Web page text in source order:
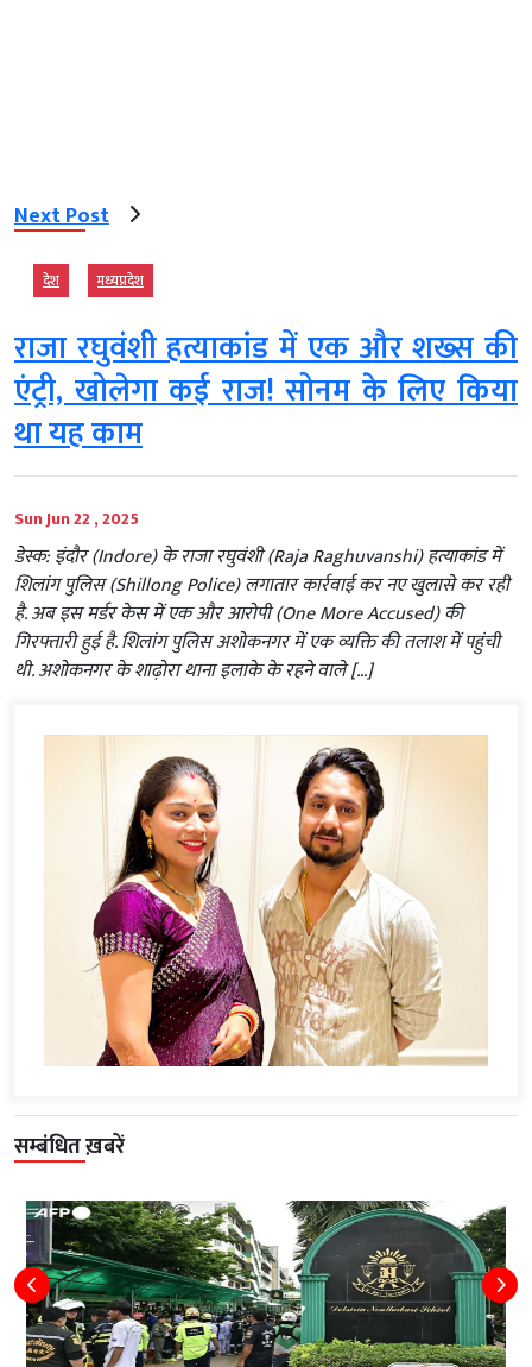
Next Post
देश मध्‍यप्रदेश
राजा रघुवंशी हत्याकांड में एक और शख्स की
एंट्री, खोलेगा कई राज! सोनम के लिए किया
था यह काम
Sun Jun 22 , 2025
डेस्क: इंदौर (Indore) के राजा रघुवंशी (Raja Raghuvanshi) हत्याकांड में
शिलांग पुलिस (Shillong Police) लगातार कार्रवाई कर नए खुलासे कर रही
है. अब इस मर्डर केस में एक और आरोपी (One More Accused) की
गिरफ्तारी हुई है. शिलांग पुलिस अशोकनगर में एक व्यक्ति की तलाश में पहुंची
थी. अशोकनगर के शाढ़ोरा थाना इलाके के रहने वाले […]
सम्बंधित ख़बरें